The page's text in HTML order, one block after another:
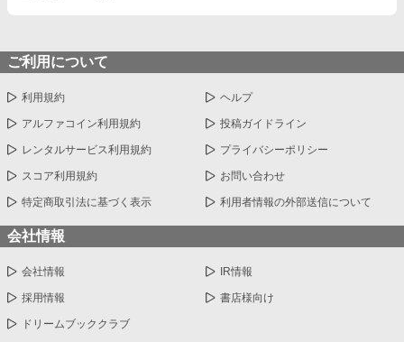
ご利用について
利用規約 ヘルプ
アルファコイン利用規約 投稿ガイドライン
レンタルサービス利用規約 プライバシーポリシー
スコア利用規約 お問い合わせ
特定商取引法に基づく表示 利用者情報の外部送信について
会社情報
会社情報 IR情報
採用情報 書店様向け
ドリームブッククラブ